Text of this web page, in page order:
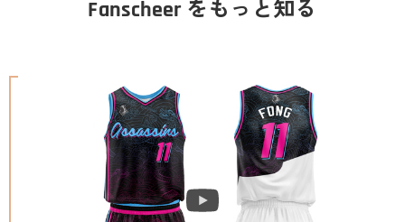
Fanscheer をもっと知る